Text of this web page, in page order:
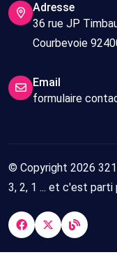
Adresse
36 rue JP
Courbevoie
Email
formulaire
© Copyright 2026
3, 2, 1 ... et c'est parti